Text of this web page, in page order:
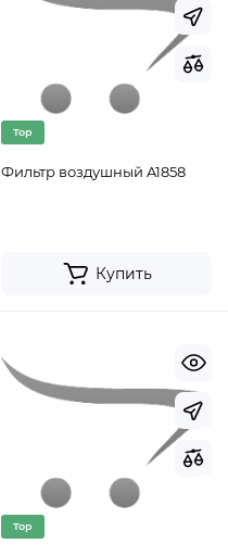
Top
Фильтр воздушный A1858
Купить
Top